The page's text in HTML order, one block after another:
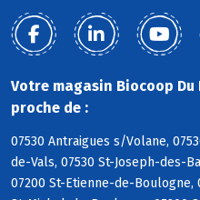
Votre magasin Biocoop
proche de :
07530 Antraigues s/Volane,
de-Vals, 07530 St-Joseph-des-
07200 St-Etienne-de-Boulogne,